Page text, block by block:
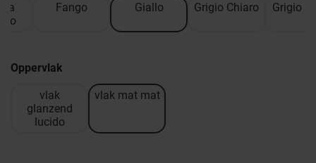
Fango Giallo Grigio Chiaro Grigio
Oppervlak
vlak
glanzend
lucido
vlak mat mat